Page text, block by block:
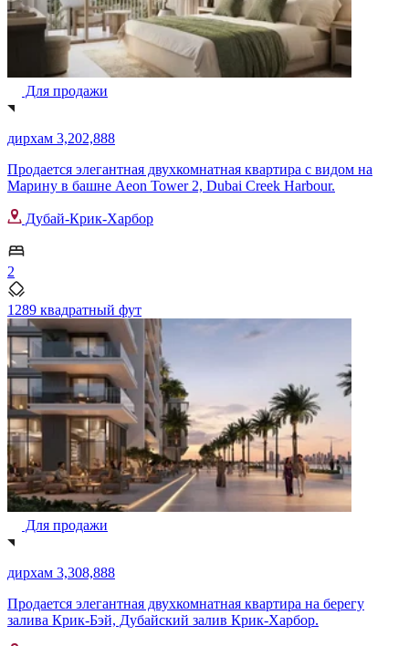
Для продажи
дирхам 3,202,888
Продается элегантная двухкомнатная квартира с видом на
Марину в башне Aeon Tower 2, Dubai Creek Harbour.
Дубай-Крик-Харбор
2
1289 квадратный фут
Для продажи
дирхам 3,308,888
Продается элегантная двухкомнатная квартира на берегу
залива Крик-Бэй, Дубайский залив Крик-Харбор.